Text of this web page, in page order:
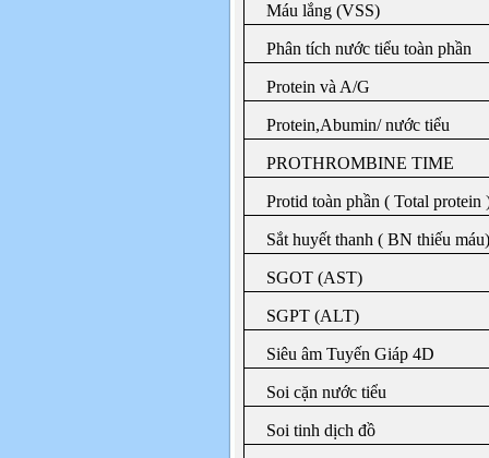
Máu lắng (VSS)
Phân tích nước tiểu toàn phần
Protein và A/G
Protein,Abumin/ nước tiểu
PROTHROMBINE TIME
Protid toàn phần ( Total protein
Sắt huyết thanh ( BN thiếu máu)
SGOT (AST)
SGPT (ALT)
Siêu âm Tuyến Giáp 4D
Soi cặn nước tiểu
Soi tinh dịch đồ